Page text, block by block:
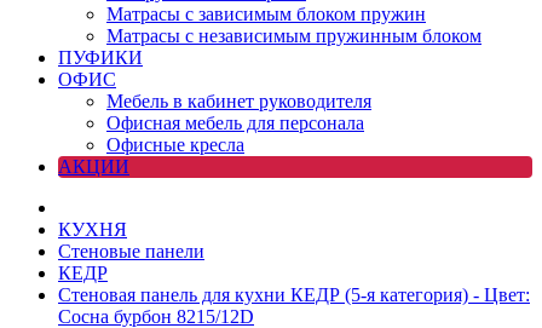
Матрасы с зависимым блоком пружин
Матрасы с независимым пружинным блоком
ПУФИКИ
ОФИС
Мебель в кабинет руководителя
Офисная мебель для персонала
Офисные кресла
АКЦИИ
КУХНЯ
Стеновые панели
КЕДР
Стеновая панель для кухни КЕДР (5-я категория) - Цвет:
Сосна бурбон 8215/12D